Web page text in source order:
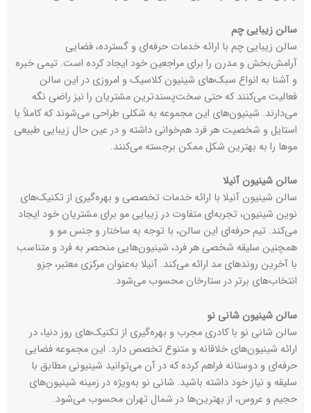
سالن زیبایی چم
سالن زیبایی چم با ارائه خدمات حرفه‌ای و گسترده، فضایی
آرامش‌بخش و مدرن را برای مراجعین خود ایجاد کرده است. تیمی خبره
و آشنا به انواع سبک‌های شینیون کلاسیک و امروزی در این سالن
فعالیت می‌کنند که حتی سخت‌پسندترین مشتریان را نیز راضی نگه
می‌دارند. شینیون‌های این مجموعه به شکلی طراحی می‌شوند که کاملاً با
استایل و شخصیت هر فرد هم‌خوانی داشته و در عین حال زیبایی طبیعی
موها را به بهترین شکل ممکن برجسته می‌کنند.
سالن شینیون آنیلا
سالن شینیون آنیلا با ارائه خدمات تخصصی و بهره‌گیری از تکنیک‌های
نوین شینیون، تجربه‌ای متفاوت در زیبایی مو برای مشتریان خود ایجاد
می‌کند. تیم حرفه‌ای این سالن، با توجه به ساختار و جنس مو و
همچنین سلیقه شخصی هر فرد، شینیون‌هایی منحصر به فرد و متناسب
با آخرین روندهای مد ارائه می‌کند. آنیلا به‌عنوان مرکزی معتبر، جزو
انتخاب‌های برتر در ستارخان محسوب می‌شود.
سالن شینیون شانی نو
سالن شانی نو با کادری مجرب و بهره‌گیری از تکنیک‌های روز دنیا، در
ارائه شینیون‌های خلاقانه و متنوع تخصص دارد. این مجموعه فضایی
حرفه‌ای و دوستانه فراهم کرده که در آن می‌توانید شینیونی مطابق با
سلیقه و نیاز خود داشته باشید. شانی نو به‌ویژه در زمینه شینیون‌های
حجیم و عروس، از بهترین‌ها در شمال تهران محسوب می‌شود.